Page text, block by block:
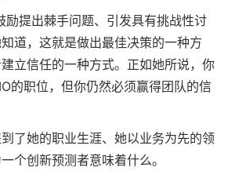
励提出棘手问题、引发具有挑战性讨
道，这就是做出最佳决策的一种方
立信任的一种方式。正如她所说，你
的职位，但你仍然必须赢得团队的信
了她的职业生涯、她以业务为先的领
个创新预测者意味着什么。